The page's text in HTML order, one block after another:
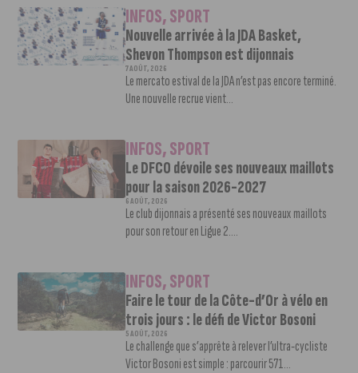
INFOS,SPORT
Nouvelle arrivée à la JDA Basket,
Shevon Thompson est dijonnais
7 AOÛT, 2026
Le mercato estival de la JDA n’est pas encore terminé.
Une nouvelle recrue vient...
INFOS,SPORT
Le DFCO dévoile ses nouveaux maillots
pour la saison 2026-2027
6 AOÛT, 2026
Le club dijonnais a présenté ses nouveaux maillots
pour son retour en Ligue 2....
INFOS,SPORT
Faire le tour de la Côte-d’Or à vélo en
trois jours : le défi de Victor Bosoni
5 AOÛT, 2026
Le challenge que s’apprête à relever l’ultra-cycliste
Victor Bosoni est simple : parcourir 571...